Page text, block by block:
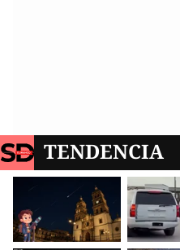
TENDENCIA